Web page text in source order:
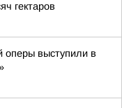
гектаров
оперы выступили в